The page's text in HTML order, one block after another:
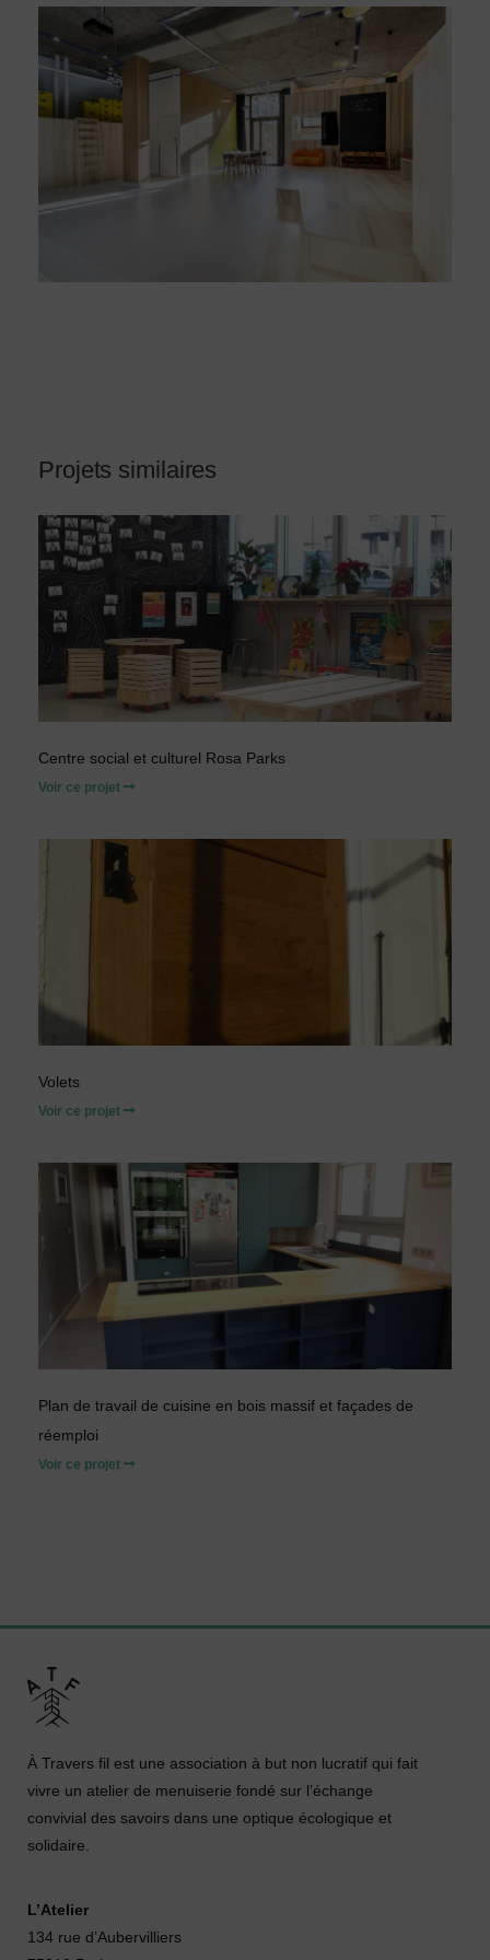
Projets similaires
Centre social et culturel Rosa Parks
Voir ce projet
Volets
Voir ce projet
Plan de travail de cuisine en bois massif et façades de
réemploi
Voir ce projet
À Travers fil est une association à but non lucratif qui fait
vivre un atelier de menuiserie fondé sur l’échange
convivial des savoirs dans une optique écologique et
solidaire.
L’Atelier
134 rue d’Aubervilliers